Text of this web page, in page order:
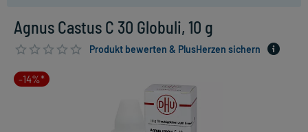
Agnus Castus C 30 Globuli, 10 g
Produkt bewerten & PlusHerzen sichern
-14%*